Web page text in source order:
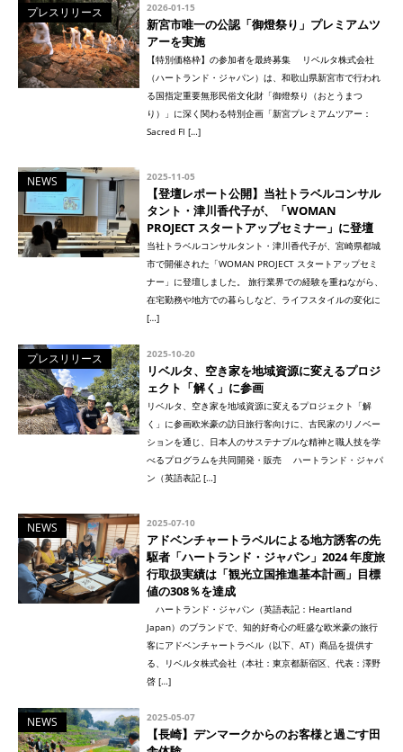
プレスリリース 2026-01-15
新宮市唯一の公認「御燈祭り」プレミアムツ
アーを実施
【特別価格枠】の参加者を最終募集 リベルタ株式会社
（ハートランド・ジャパン）は、和歌山県新宮市で行われ
る国指定重要無形民俗文化財「御燈祭り（おとうまつ
り）」に深く関わる特別企画「新宮プレミアムツアー：
Sacred Fl […]
NEWS 2025-11-05
【登壇レポート公開】当社トラベルコンサル
タント・津川香代子が、「WOMAN
PROJECT スタートアップセミナー」に登壇
当社トラベルコンサルタント・津川香代子が、宮崎県都城
市で開催された「WOMAN PROJECT スタートアップセミ
ナー」に登壇しました。 旅行業界での経験を重ねながら、
在宅勤務や地方での暮らしなど、ライフスタイルの変化に
[…]
プレスリリース 2025-10-20
リベルタ、空き家を地域資源に変えるプロジ
ェクト「解く」に参画
リベルタ、空き家を地域資源に変えるプロジェクト「解
く」に参画欧米豪の訪日旅行客向けに、古民家のリノベー
ションを通じ、日本人のサステナブルな精神と職人技を学
べるプログラムを共同開発・販売 ハートランド・ジャパ
ン（英語表記 […]
NEWS 2025-07-10
アドベンチャートラベルによる地方誘客の先
駆者「ハートランド・ジャパン」2024 年度旅
行取扱実績は「観光立国推進基本計画」目標
値の308％を達成
ハートランド・ジャパン（英語表記：Heartland
Japan）のブランドで、知的好奇心の旺盛な欧米豪の旅行
客にアドベンチャートラベル（以下、AT）商品を提供す
る、リベルタ株式会社（本社：東京都新宿区、代表：澤野
啓 […]
NEWS 2025-05-07
【長崎】デンマークからのお客様と過ごす田